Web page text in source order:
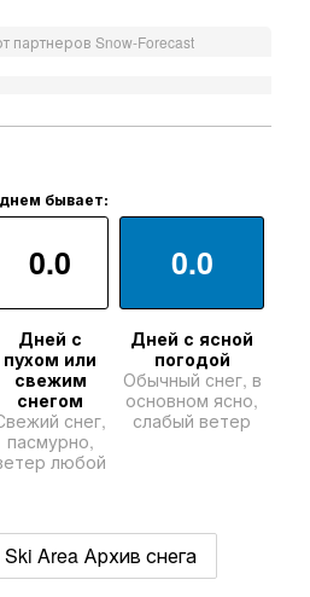
партнеров Snow-Forecast
бывает:
0.0
Дней с
пухом или
свежим
снегом
снег,
пасмурно,
любой
0.0
Дней с ясной
погодой
Обычный снег, в
основном ясно,
слабый ветер
Area Архив снега